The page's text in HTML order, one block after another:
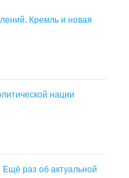
Кремль и новая
нации
раз об актуальной